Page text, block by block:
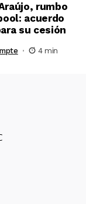
rumbo
acuerdo
su cesión
4 min